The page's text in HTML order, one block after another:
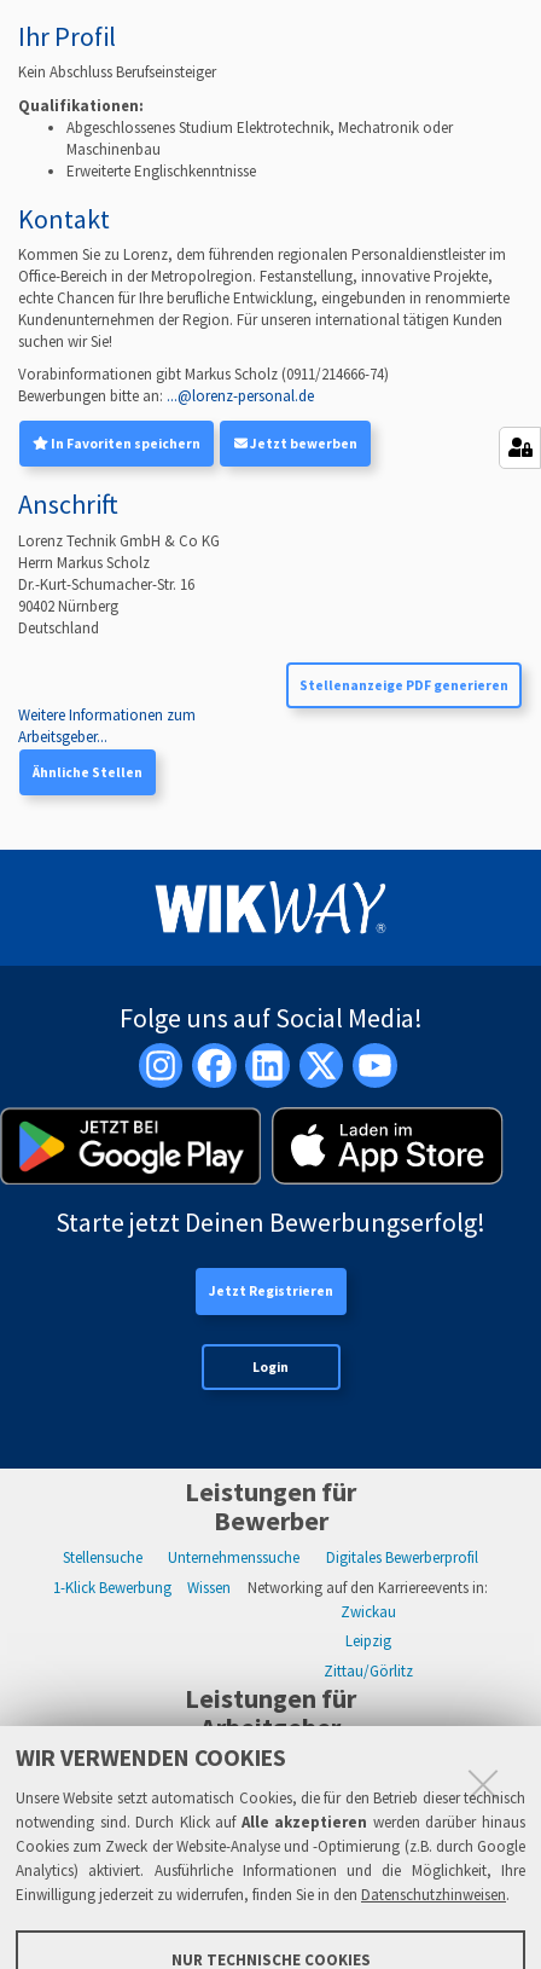
WIR VERWENDEN COOKIES
Unsere Website setzt automatisch Cookies, die für den Betrieb dieser technisch
notwending sind. Durch Klick auf Alle akzeptieren werden darüber hinaus
Cookies zum Zweck der Website-Analyse und -Optimierung (z.B. durch Google
Analytics) aktiviert. Ausführliche Informationen und die Möglichkeit, Ihre
Einwilligung jederzeit zu widerrufen, finden Sie in den Datenschutzhinweisen.
NUR TECHNISCHE COOKIES
Ihr Profil
Kein Abschluss Berufseinsteiger
Qualifikationen:
Abgeschlossenes Studium Elektrotechnik, Mechatronik oder
Maschinenbau
Erweiterte Englischkenntnisse
Kontakt
Kommen Sie zu Lorenz, dem führenden regionalen Personaldienstleister im
Office-Bereich in der Metropolregion. Festanstellung, innovative Projekte,
echte Chancen für Ihre berufliche Entwicklung, eingebunden in renommierte
Kundenunternehmen der Region. Für unseren international tätigen Kunden
suchen wir Sie!
Vorabinformationen gibt Markus Scholz (0911/214666-74)
Bewerbungen bitte an: ...@lorenz-personal.de
In Favoriten speichern Jetzt bewerben
Anschrift
Lorenz Technik GmbH & Co KG
Herrn Markus Scholz
Dr.-Kurt-Schumacher-Str. 16
90402Nürnberg
Deutschland
Stellenanzeige PDF generieren
Weitere Informationen zum
Arbeitsgeber...
Ähnliche Stellen
Folge uns auf Social Media!
Starte jetzt Deinen Bewerbungserfolg!
Jetzt Registrieren
Login
Leistungen für
Bewerber
Stellensuche Unternehmenssuche
Digitales Bewerberprofil
1-Klick Bewerbung
Wissen
Networking auf den Karriereevents in:
Zwickau
Leipzig
Zittau/Görlitz
Leistungen für
Arbeitgeber
WIKWAY Online-Recruiting Kostenloses Firmenprofil
Alle Einzelleistungen
Wissen
Live-Recruiting auf Karriereevents in:
Zwickau
Leipzig
Zittau/Görlitz
Sicherheit